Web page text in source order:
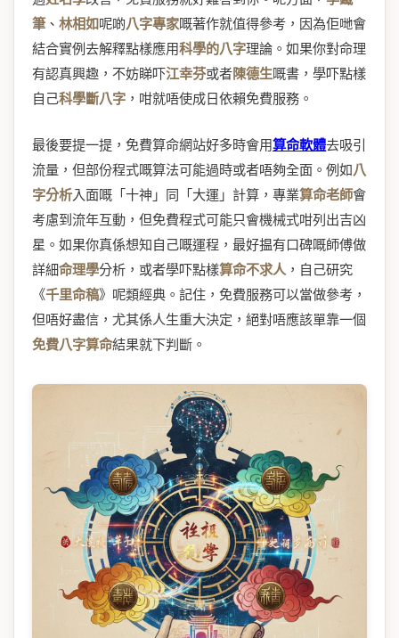
筆、 林相如呢啲八字專家嘅著作就值得參考，因為佢哋會
結合實例去解釋點樣應用科學的八字理論。如果你對命理
有認真興趣，不妨睇吓江幸芬或者陳德生嘅書，學吓點樣
自己科學斷八字 ，咁就唔使成日依賴免費服務。
最後要提一提，免費算命網站好多時會用算命軟體去吸引
流量，但部份程式嘅算法可能過時或者唔夠全面。例如八
字分析入面嘅「十神」同「大運」計算，專業算命老師會
考慮到流年互動，但免費程式可能只會機械式咁列出吉凶
星。如果你真係想知自己嘅運程，最好揾有口碑嘅師傅做
詳細命理學分析，或者學吓點樣算命不求人，自己研究
《千里命稿》呢類經典。記住，免費服務可以當做參考，
但唔好盡信，尤其係人生重大決定，絕對唔應該單靠一個
免費八字算命結果就下判斷。